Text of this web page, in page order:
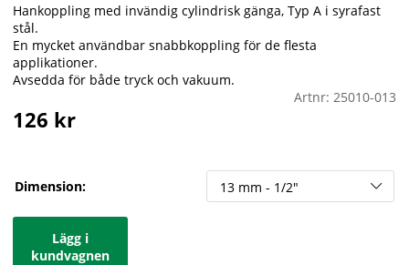
Hankoppling med invändig cylindrisk gänga, Typ A i syrafast
stål.
En mycket användbar snabbkoppling för de flesta
applikationer.
Avsedda för både tryck och vakuum.
Artnr: 25010-013
126 kr
Dimension:
Lägg i
kundvagnen